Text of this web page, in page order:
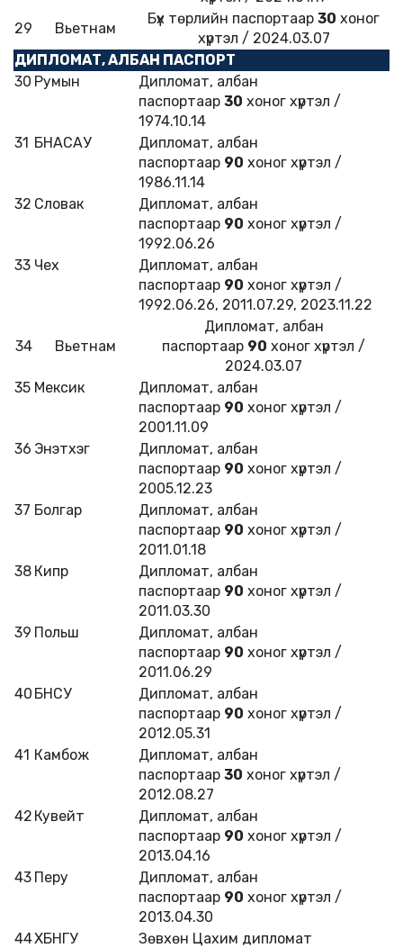
29
Вьетнам
Бүх төрлийн паспортаар 30 хоног
хүртэл / 2024.03.07
ДИПЛОМАТ, АЛБАН ПАСПОРТ
30 Румын
Дипломат, албан
паспортаар 30 хоног хүртэл /
1974.10.14
31 БНАСАУ
Дипломат, албан
паспортаар 90 хоног хүртэл /
1986.11.14
32 Словак
Дипломат, албан
паспортаар 90 хоног хүртэл /
1992.06.26
33 Чех
Дипломат, албан
паспортаар 90 хоног хүртэл /
1992.06.26, 2011.07.29, 2023.11.22
34 Вьетнам
Дипломат, албан
паспортаар 90 хоног хүртэл /
2024.03.07
35 Мексик
Дипломат, албан
паспортаар 90 хоног хүртэл /
2001.11.09
36 Энэтхэг
Дипломат, албан
паспортаар 90 хоног хүртэл /
2005.12.23
37 Болгар
Дипломат, албан
паспортаар 90 хоног хүртэл /
2011.01.18
38 Кипр
Дипломат, албан
паспортаар 90 хоног хүртэл /
2011.03.30
39 Польш
Дипломат, албан
паспортаар 90 хоног хүртэл /
2011.06.29
40 БНСУ
Дипломат, албан
паспортаар 90 хоног хүртэл /
2012.05.31
41 Камбож
Дипломат, албан
паспортаар 30 хоног хүртэл /
2012.08.27
42 Кувейт
Дипломат, албан
паспортаар 90 хоног хүртэл /
2013.04.16
43 Перу
Дипломат, албан
паспортаар 90 хоног хүртэл /
2013.04.30
44ХБНГУ
Зөвхөн Цахим дипломат